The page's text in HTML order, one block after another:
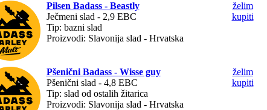
Pilsen Badass - Beastly
Ječmeni slad - 2,9 EBC
Tip: bazni slad
Proizvodi: Slavonija slad - Hrvatska
želim
kupiti
Pšenični Badass - Wisse guy
Pšenični slad - 4,8 EBC
Tip: slad od ostalih žitarica
Proizvodi: Slavonija slad - Hrvatska
želim
kupiti